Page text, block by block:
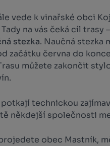
vede k vinařské obci
na vás čeká cíl trasy
stezka. Naučná stezka
začátku června do
můžete zakončit
technickou
někdejší společnosti
obec Mastník,